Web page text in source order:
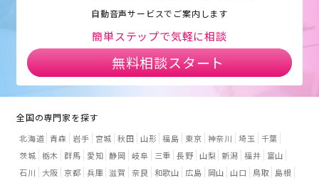
自動音声サービスでご案内します
簡単ステップで気軽に相談
無料相談スタート
全国の専門家を探す
北海道 青森 岩手 宮城 秋田 山形 福島 東京 神奈川 埼玉
千葉
茨城 栃木 群馬 愛知 静岡 岐阜 三重 長野 山梨 新潟 福井
富山
石川
大阪 京都 兵庫 滋賀 奈良 和歌山 広島 岡山 山口 鳥取
島根